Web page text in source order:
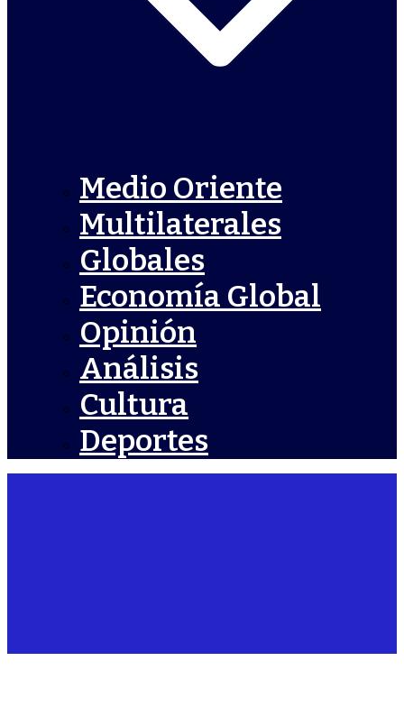
Medio Oriente
Multilaterales
Globales
Economía Global
Opinión
Análisis
Cultura
Deportes